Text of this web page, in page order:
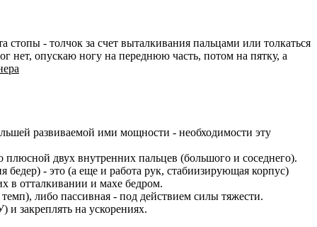
- толчок за счет выталкивания пальцами или толкаться
нет, опускаю ногу на переднюю часть, потом на пятку, а
развиваемой ими мощности - необходимости эту
двух внутренних пальцев (большого и соседнего).
бедер) - это (а еще и работа рук, стабиизирующая корпус)
в отталкивании и махе бедром.
либо пассивная - под действием силы тяжести.
закреплять на ускорениях.